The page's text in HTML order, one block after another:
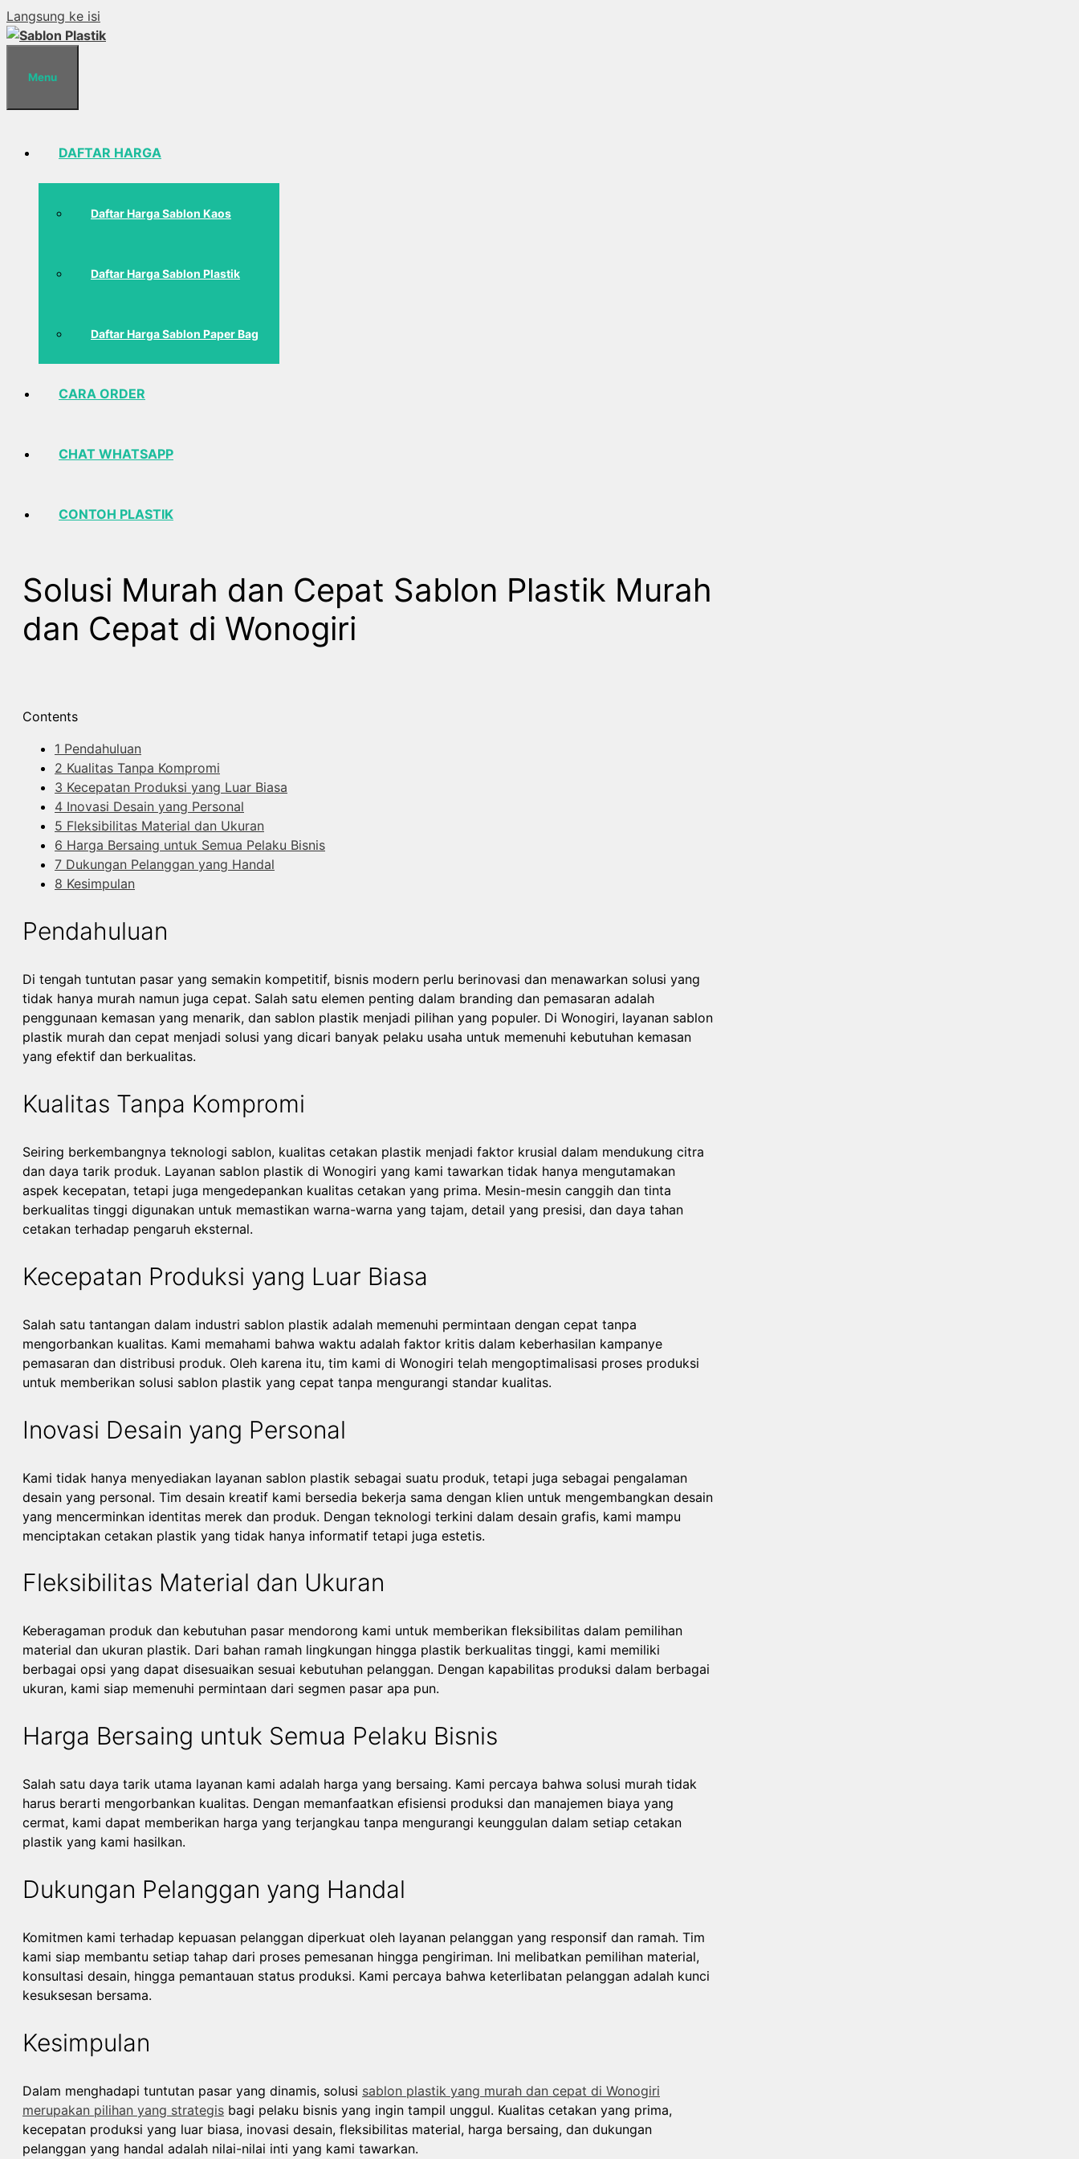
Langsung ke isi
Menu
DAFTAR HARGA
Daftar Harga Sablon Kaos
Daftar Harga Sablon Plastik
Daftar Harga Sablon Paper Bag
CARA ORDER
CHAT WHATSAPP
CONTOH PLASTIK
Solusi Murah dan Cepat Sablon Plastik Murah
dan Cepat di Wonogiri
Contents
1 Pendahuluan
2 Kualitas Tanpa Kompromi
3 Kecepatan Produksi yang Luar Biasa
4 Inovasi Desain yang Personal
5 Fleksibilitas Material dan Ukuran
6 Harga Bersaing untuk Semua Pelaku Bisnis
7 Dukungan Pelanggan yang Handal
8 Kesimpulan
Pendahuluan
Di tengah tuntutan pasar yang semakin kompetitif, bisnis modern perlu berinovasi dan menawarkan solusi yang
tidak hanya murah namun juga cepat. Salah satu elemen penting dalam branding dan pemasaran adalah
penggunaan kemasan yang menarik, dan sablon plastik menjadi pilihan yang populer. Di Wonogiri, layanan sablon
plastik murah dan cepat menjadi solusi yang dicari banyak pelaku usaha untuk memenuhi kebutuhan kemasan
yang efektif dan berkualitas.
Kualitas Tanpa Kompromi
Seiring berkembangnya teknologi sablon, kualitas cetakan plastik menjadi faktor krusial dalam mendukung citra
dan daya tarik produk. Layanan sablon plastik di Wonogiri yang kami tawarkan tidak hanya mengutamakan
aspek kecepatan, tetapi juga mengedepankan kualitas cetakan yang prima. Mesin-mesin canggih dan tinta
berkualitas tinggi digunakan untuk memastikan warna-warna yang tajam, detail yang presisi, dan daya tahan
cetakan terhadap pengaruh eksternal.
Kecepatan Produksi yang Luar Biasa
Salah satu tantangan dalam industri sablon plastik adalah memenuhi permintaan dengan cepat tanpa
mengorbankan kualitas. Kami memahami bahwa waktu adalah faktor kritis dalam keberhasilan kampanye
pemasaran dan distribusi produk. Oleh karena itu, tim kami di Wonogiri telah mengoptimalisasi proses produksi
untuk memberikan solusi sablon plastik yang cepat tanpa mengurangi standar kualitas.
Inovasi Desain yang Personal
Kami tidak hanya menyediakan layanan sablon plastik sebagai suatu produk, tetapi juga sebagai pengalaman
desain yang personal. Tim desain kreatif kami bersedia bekerja sama dengan klien untuk mengembangkan desain
yang mencerminkan identitas merek dan produk. Dengan teknologi terkini dalam desain grafis, kami mampu
menciptakan cetakan plastik yang tidak hanya informatif tetapi juga estetis.
Fleksibilitas Material dan Ukuran
Keberagaman produk dan kebutuhan pasar mendorong kami untuk memberikan fleksibilitas dalam pemilihan
material dan ukuran plastik. Dari bahan ramah lingkungan hingga plastik berkualitas tinggi, kami memiliki
berbagai opsi yang dapat disesuaikan sesuai kebutuhan pelanggan. Dengan kapabilitas produksi dalam berbagai
ukuran, kami siap memenuhi permintaan dari segmen pasar apa pun.
Harga Bersaing untuk Semua Pelaku Bisnis
Salah satu daya tarik utama layanan kami adalah harga yang bersaing. Kami percaya bahwa solusi murah tidak
harus berarti mengorbankan kualitas. Dengan memanfaatkan efisiensi produksi dan manajemen biaya yang
cermat, kami dapat memberikan harga yang terjangkau tanpa mengurangi keunggulan dalam setiap cetakan
plastik yang kami hasilkan.
Dukungan Pelanggan yang Handal
Komitmen kami terhadap kepuasan pelanggan diperkuat oleh layanan pelanggan yang responsif dan ramah. Tim
kami siap membantu setiap tahap dari proses pemesanan hingga pengiriman. Ini melibatkan pemilihan material,
konsultasi desain, hingga pemantauan status produksi. Kami percaya bahwa keterlibatan pelanggan adalah kunci
kesuksesan bersama.
Kesimpulan
Dalam menghadapi tuntutan pasar yang dinamis, solusi sablon plastik yang murah dan cepat di Wonogiri
merupakan pilihan yang strategis bagi pelaku bisnis yang ingin tampil unggul. Kualitas cetakan yang prima,
kecepatan produksi yang luar biasa, inovasi desain, fleksibilitas material, harga bersaing, dan dukungan
pelanggan yang handal adalah nilai-nilai inti yang kami tawarkan.